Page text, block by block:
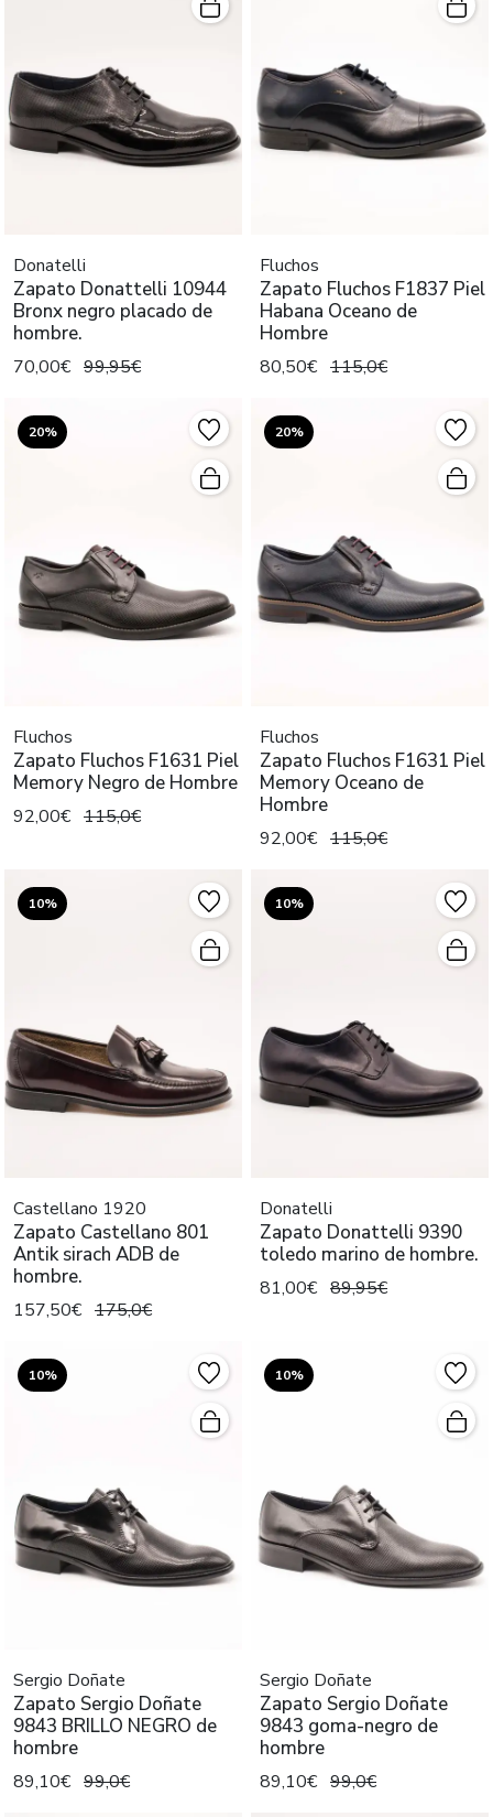
Donatelli
Zapato Donattelli 10944
Bronx negro placado de
hombre.
70,00€ 99,95€
Fluchos
Zapato Fluchos F1837 Piel
Habana Oceano de
Hombre
80,50€ 115,0€
20%
Fluchos
Zapato Fluchos F1631 Piel
Memory Negro de Hombre
92,00€ 115,0€
20%
Fluchos
Zapato Fluchos F1631 Piel
Memory Oceano de
Hombre
92,00€ 115,0€
10%
Castellano 1920
Zapato Castellano 801
Antik sirach ADB de
hombre.
157,50€ 175,0€
10%
Donatelli
Zapato Donattelli 9390
toledo marino de hombre.
81,00€ 89,95€
10%
Sergio Doñate
Zapato Sergio Doñate
9843 BRILLO NEGRO de
hombre
89,10€ 99,0€
10%
Sergio Doñate
Zapato Sergio Doñate
9843 goma-negro de
hombre
89,10€ 99,0€